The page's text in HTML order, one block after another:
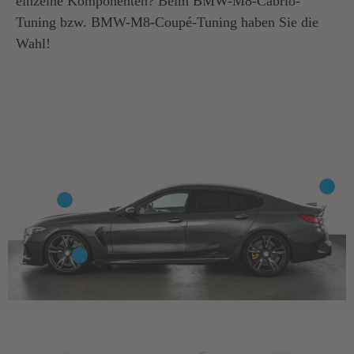
Tuning bzw. BMW-M8-Coupé-Tuning haben Sie die
Wahl!